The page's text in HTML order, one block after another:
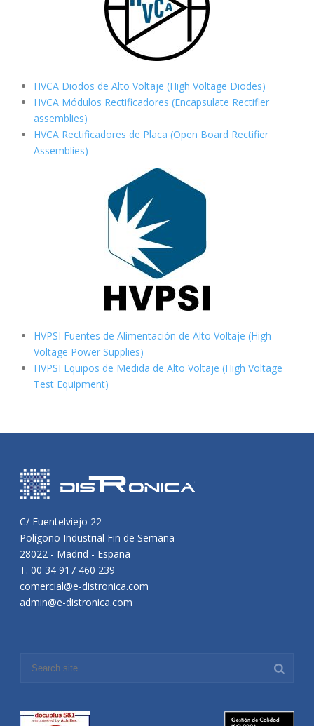
HVCA Diodos de Alto Voltaje (High Voltage Diodes)
HVCA Módulos Rectificadores (Encapsulate Rectifier
assemblies)
HVCA Rectificadores de Placa (Open Board Rectifier
Assemblies)
HVPSI Fuentes de Alimentación de Alto Voltaje (High
Voltage Power Supplies)
HVPSI Equipos de Medida de Alto Voltaje (High Voltage
Test Equipment)
C/ Fuentelviejo 22
Polígono Industrial Fin de Semana
28022 - Madrid - España
T. 00 34 917 460 239
comercial@e-distronica.com
admin@e-distronica.com